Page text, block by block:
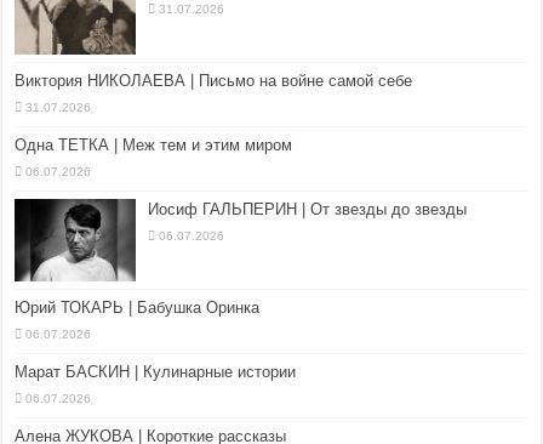
31.07.2026
Виктория НИКОЛАЕВА | Письмо на войне самой себе
31.07.2026
Одна ТЕТКА | Меж тем и этим миром
06.07.2026
Иосиф ГАЛЬПЕРИН | От звезды до звезды
06.07.2026
Юрий ТОКАРЬ | Бабушка Оринка
06.07.2026
Марат БАСКИН | Кулинарные истории
06.07.2026
Алена ЖУКОВА | Короткие рассказы